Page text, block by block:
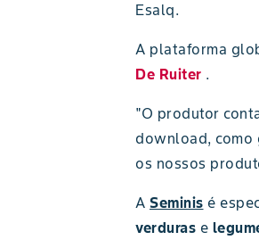
Esalq.
A plataforma
De Ruiter .
"O produtor
download, como
os nossos
A Seminis é
verduras e